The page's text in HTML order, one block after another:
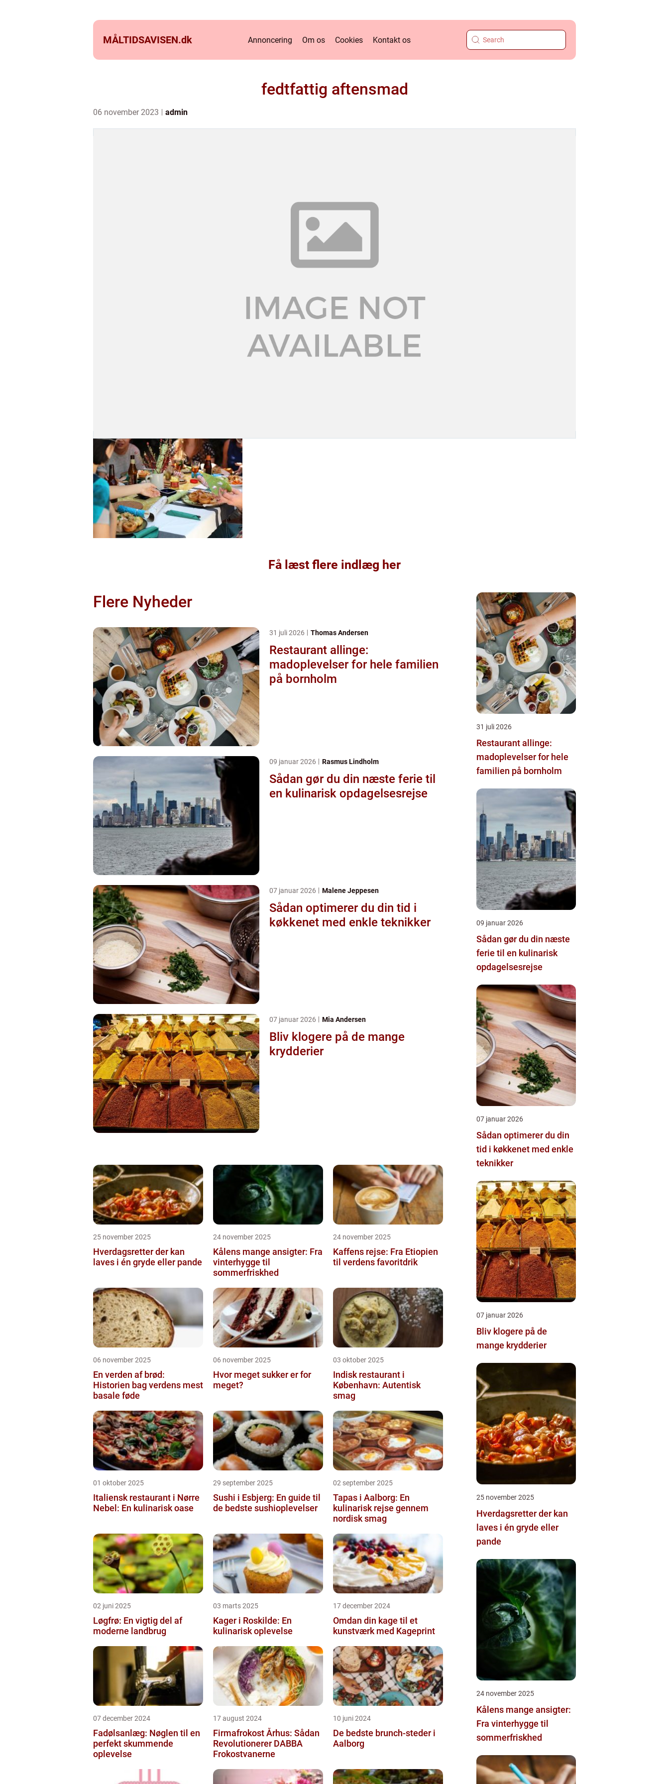
MÅLTIDSAVISEN.dk Annoncering Om os Cookies Kontakt os
fedtfattig aftensmad
06 november 2023 admin
Få læst flere indlæg her
Flere Nyheder
31 juli 2026 Thomas Andersen
Restaurant allinge:
madoplevelser for hele familien
på bornholm
09 januar 2026 Rasmus Lindholm
Sådan gør du din næste ferie til
en kulinarisk opdagelsesrejse
07 januar 2026 Malene Jeppesen
Sådan optimerer du din tid i
køkkenet med enkle teknikker
07 januar 2026 Mia Andersen
Bliv klogere på de mange
krydderier
25 november 2025
Hverdagsretter der kan
laves i én gryde eller pande
24 november 2025
Kålens mange ansigter: Fra
vinterhygge til
sommerfriskhed
24 november 2025
Kaffens rejse: Fra Etiopien
til verdens favoritdrik
06 november 2025
En verden af brød:
Historien bag verdens mest
basale føde
06 november 2025
Hvor meget sukker er for
meget?
03 oktober 2025
Indisk restaurant i
København: Autentisk
smag
01 oktober 2025
Italiensk restaurant i Nørre
Nebel: En kulinarisk oase
29 september 2025
Sushi i Esbjerg: En guide til
de bedste sushioplevelser
02 september 2025
Tapas i Aalborg: En
kulinarisk rejse gennem
nordisk smag
02 juni 2025
Løgfrø: En vigtig del af
moderne landbrug
03 marts 2025
Kager i Roskilde: En
kulinarisk oplevelse
17 december 2024
Omdan din kage til et
kunstværk med Kageprint
07 december 2024
Fadølsanlæg: Nøglen til en
perfekt skummende
oplevelse
17 august 2024
Firmafrokost Århus: Sådan
Revolutionerer DABBA
Frokostvanerne
10 juni 2024
De bedste brunch-steder i
Aalborg
31 juli 2026
Restaurant allinge:
madoplevelser for hele
familien på bornholm
09 januar 2026
Sådan gør du din næste
ferie til en kulinarisk
opdagelsesrejse
07 januar 2026
Sådan optimerer du din
tid i køkkenet med enkle
teknikker
07 januar 2026
Bliv klogere på de
mange krydderier
25 november 2025
Hverdagsretter der kan
laves i én gryde eller
pande
24 november 2025
Kålens mange ansigter:
Fra vinterhygge til
sommerfriskhed